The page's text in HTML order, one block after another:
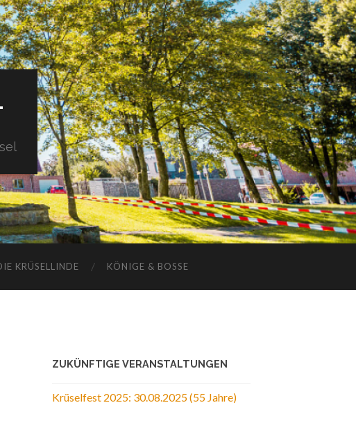
KRÜSELLINDE KÖNIGE & BOSSE
ZUKÜNFTIGE VERANSTALTUNGEN
Krüselfest 2025: 30.08.2025 (55 Jahre)